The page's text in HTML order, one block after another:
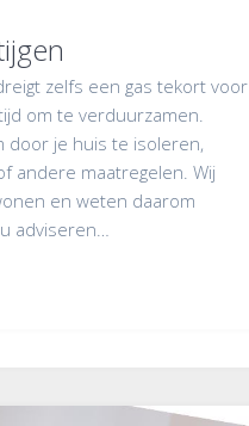
zelfs een gas tekort voor
om te verduurzamen.
door je huis te isoleren,
andere maatregelen. Wij
en weten daarom
adviseren…